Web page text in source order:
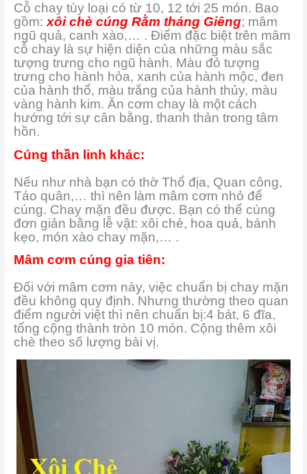
Cỗ chay tùy loại có từ 10, 12 tới 25 món. Bao
gồm: xôi chè cúng Rằm tháng Giêng; mâm
ngũ quả, canh xào,… . Điểm đặc biệt trên mâm
cỗ chay là sự hiện diện của những màu sắc
tượng trưng cho ngũ hành. Màu đỏ tượng
trưng cho hành hỏa, xanh của hành mộc, đen
của hành thổ, màu trắng của hành thủy, màu
vàng hành kim. Ăn cơm chay là một cách
hướng tới sự cân bằng, thanh thản trong tâm
hồn.
Cúng thần linh khác:
Nếu như nhà bạn có thờ Thổ địa, Quan công,
Táo quân,… thì nên làm mâm cơm nhỏ để
cúng. Chay mặn đều được. Bạn có thể cúng
đơn giản bằng lễ vật: xôi chè, hoa quả, bánh
kẹo, món xào chay mặn,… .
Mâm cơm cúng gia tiên:
Đối với mâm cơm này, việc chuẩn bị chay mặn
đều không quy định. Nhưng thường theo quan
điểm người việt thì nên chuẩn bị:4 bát, 6 đĩa,
tổng cộng thành tròn 10 món. Cộng thêm xôi
chè theo số lượng bài vị.